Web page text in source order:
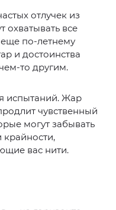
отлучек из
все
по-летнему
и достоинства
то другим.
испытаний. Жар
чувственный
могут забывать
вас нити.